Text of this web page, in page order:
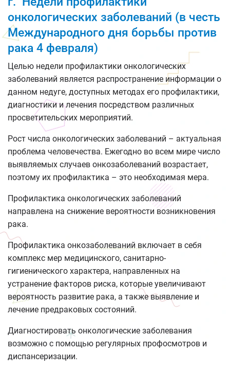
онкологических заболеваний (в честь
Международного дня борьбы против
рака 4 февраля)
Целью недели профилактики онкологических
заболеваний является распространение информации о
данном недуге, доступных методах его профилактики,
диагностики и лечения посредством различных
просветительских мероприятий.
Рост числа онкологических заболеваний – актуальная
проблема человечества. Ежегодно во всем мире число
выявляемых случаев онкозаболеваний возрастает,
поэтому их профилактика – это необходимая мера.
Профилактика онкологических заболеваний
направлена на снижение вероятности возникновения
рака.
Профилактика онкозаболеваний включает в себя
комплекс мер медицинского, санитарно-
гигиенического характера, направленных на
устранение факторов риска, которые увеличивают
вероятность развитие рака, а также выявление и
лечение предраковых состояний.
Диагностировать онкологические заболевания
возможно с помощью регулярных профосмотров и
диспансеризации.